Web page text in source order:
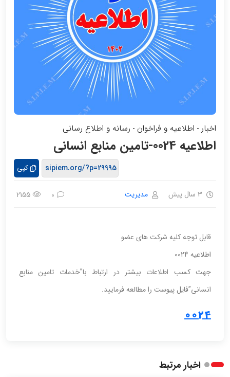
اخبار - اطلاعیه و فراخوان - رسانه و اطلاع رسانی
اطلاعیه 0024-تامین منابع انسانی
کپی
3 سال پیش مدیریت 0
2155
قابل توجه کلیه شرکت های عضو
اطلاعیه 0024
جهت کسب اطلاعات بیشتر در ارتباط با”خدمات تامین منابع
انسانی”فایل پیوست را مطالعه فرمایید.
0024
اخبار مرتبط